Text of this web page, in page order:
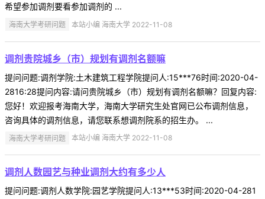
希望参加调剂要看参加调剂的 ...
海南大学考研问题 本站小编 海南大学 2022-11-08
调剂贵院城乡（市）规划有调剂名额嘛
提问问题:调剂学院:土木建筑工程学院提问人:15***76时间:2020-04-
2816:28提问内容:请问贵院城乡（市）规划有调剂名额嘛？回复内容:
您好！欢迎报考海南大学，海南大学研究生处官网已公布调剂信息，
咨询具体的调剂信息，请您联系想调剂院系的招生办。 ...
海南大学考研问题 本站小编 海南大学 2022-11-08
调剂人数园艺与种业调剂大约有多少人
提问问题:调剂人数学院:园艺学院提问人:13***53时间:2020-04-281